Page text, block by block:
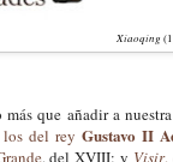
Xiaoqing
que añadir a nuestra
los del rey Gustavo II
, del XVIII; y Visir,